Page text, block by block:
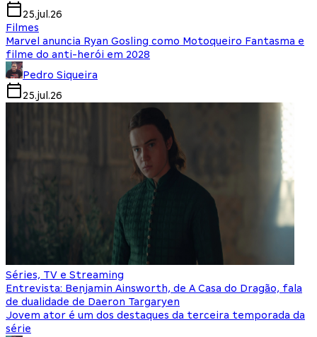
25.jul.26
Filmes
Marvel anuncia Ryan Gosling como Motoqueiro Fantasma e
filme do anti-herói em 2028
Pedro Siqueira
25.jul.26
Séries, TV e Streaming
Entrevista: Benjamin Ainsworth, de A Casa do Dragão, fala
de dualidade de Daeron Targaryen
Jovem ator é um dos destaques da terceira temporada da
série